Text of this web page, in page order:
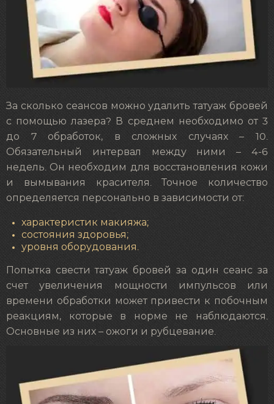
За сколько сеансов можно удалить татуаж бровей
с помощью лазера? В среднем необходимо от 3
до 7 обработок, в сложных случаях – 10.
Обязательный интервал между ними – 4-6
недель. Он необходим для восстановления кожи
и вымывания красителя. Точное количество
определяется персонально в зависимости от:
характеристик макияжа;
состояния здоровья;
уровня оборудования.
Попытка свести татуаж бровей за один сеанс за
счет увеличения мощности импульсов или
времени обработки может привести к побочным
реакциям, которые в норме не наблюдаются.
Основные из них – ожоги и рубцевание.